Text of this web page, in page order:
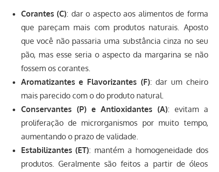
Corantes (C): dar o aspecto aos alimentos de forma
que pareçam mais com produtos naturais. Aposto
que você não passaria uma substância cinza no seu
pão, mas esse seria o aspecto da margarina se não
fossem os corantes.
Aromatizantes e Flavorizantes (F): dar um cheiro
mais parecido com o do produto natural.
Conservantes (P) e Antioxidantes (A): evitam a
proliferação de microrganismos por muito tempo,
aumentando o prazo de validade.
Estabilizantes (ET): mantém a homogeneidade dos
produtos. Geralmente são feitos a partir de óleos